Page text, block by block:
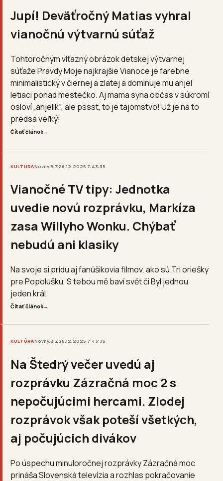
Jupí! Deväťročný Matias vyhral
vianočnú výtvarnú súťaž
Tohtoročným víťazný obrázok detskej výtvarnej
súťaže Pravdy Moje najkrajšie Vianoce je farebne
minimalistický v čiernej a zlatej a dominuje mu anjel
letiaci ponad mestečko. Aj mama syna občas v súkromí
osloví „anjelik“, ale pssst, to je tajomstvo! Už je na to
predsa veľký!
Čítať článok→
KULTÚRANovny.BIZ26.12.2025 7:43:35
Vianočné TV tipy: Jednotka
uvedie novú rozprávku, Markíza
zasa Willyho Wonku. Chýbať
nebudú ani klasiky
Na svoje si prídu aj fanúšikovia filmov, ako sú Tri oriešky
pre Popolušku, S tebou mě baví svět či Byl jednou
jeden král.
Čítať článok→
KULTÚRANovny.BIZ26.12.2025 7:43:35
Na Štedrý večer uvedú aj
rozprávku Zázračná moc 2 s
nepočujúcimi hercami. Zlodej
rozprávok však poteší všetkých,
aj počujúcich divákov
Po úspechu minuloročnej rozprávky Zázračná moc
prináša Slovenská televízia a rozhlas pokračovanie